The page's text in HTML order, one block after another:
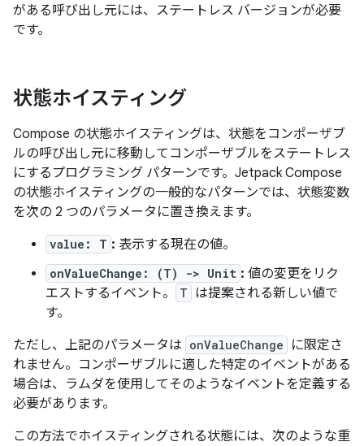
がある呼び出し元には、ステートレス バージョンが必要
です。
状態ホイスティング
Compose の状態ホイスティングは、状態をコンポーザブ
ルの呼び出し元に移動してコンポーザブルをステートレス
にするプログラミング パターンです。Jetpack Compose
の状態ホイスティングの一般的なパターンでは、状態変数
を次の 2 つのパラメータに置き換えます。
value: T : 表示する現在の値。
onValueChange: (T) -> Unit : 値の変更をリク
エストするイベント。
T は提案される新しい値で
す。
ただし、上記のパラメータは onValueChange
に限定さ
れません。コンポーザブルに適した特定のイベントがある
場合は、ラムダを使用してそのようなイベントを定義する
必要があります。
この方法でホイスティングされる状態には、次のような重